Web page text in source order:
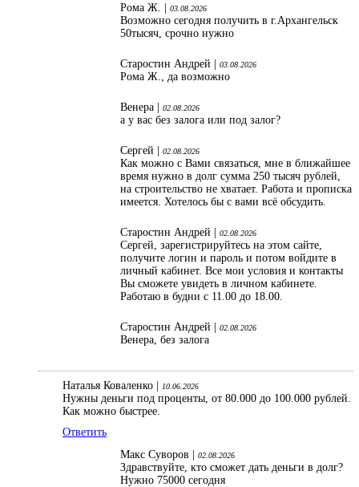
Рома Ж. | 03.08.2026
Возможно сегодня получить в г.Архангельск
50тысяч, срочно нужно
Старостин Андрей | 03.08.2026
Рома Ж., да возможно
Венера | 02.08.2026
а у вас без залога или под залог?
Сергей | 02.08.2026
Как можно с Вами связаться, мне в ближайшее
время нужно в долг сумма 250 тысяч рублей,
на строительство не хватает. Работа и прописка
имеется. Хотелось бы с вами всё обсудить.
Старостин Андрей | 02.08.2026
Сергей, зарегистрируйтесь на этом сайте,
получите логин и пароль и потом войдите в
личный кабинет. Все мои условия и контакты
Вы сможете увидеть в личном кабинете.
Работаю в будни с 11.00 до 18.00.
Старостин Андрей | 02.08.2026
Венера, без залога
Наталья Коваленко | 10.06.2026
Нужны деньги под проценты, от 80.000 до 100.000 рублей.
Как можно быстрее.
Ответить
Макс Суворов | 02.08.2026
Здравствуйте, кто сможет дать деньги в долг?
Нужно 75000 сегодня